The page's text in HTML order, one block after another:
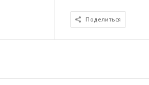
Поделиться